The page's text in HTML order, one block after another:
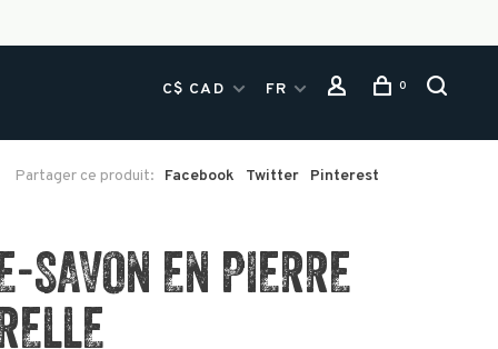
C$ CAD FR 0
Partager ce produit: Facebook Twitter Pinterest
SAVON EN PIERRE